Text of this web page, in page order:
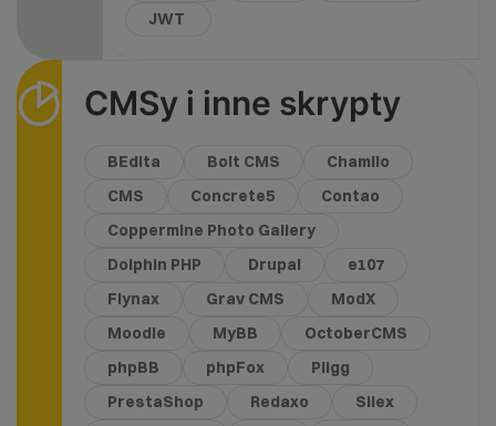
JWT
CMSy i inne skrypty
BEdita Bolt CMS
Chamilo
CMS
Concrete5
Contao
Coppermine Photo Gallery
Dolphin PHP
Drupal
e107
Flynax
Grav CMS
ModX
Moodle
MyBB
OctoberCMS
phpBB
phpFox
Pligg
PrestaShop
Redaxo
Silex